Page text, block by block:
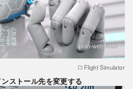
Flight Simulator
ストール先を変更する